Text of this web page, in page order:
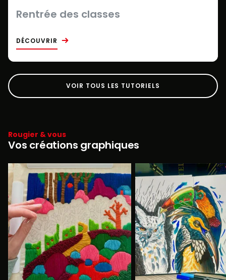
Rentrée des classes
DÉCOUVRIR
VOIR TOUS LES TUTORIELS
Rougier & vous
Vos créations graphiques